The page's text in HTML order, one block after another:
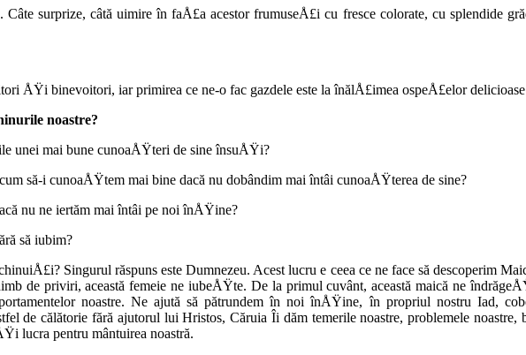
surprize, câtă uimire în faÅ£a aces­tor frumuseÅ£i cu fresce colorate, cu splendi­de
ÅŸi binevoitori, iar primirea ce ne-o fac gazdele este la înălÅ£imea ospeÅ£e­lor
noastre?
unei mai bune cunoaÅŸteri de sine însuÅŸi?
să-i cunoaÅŸtem mai bine dacă nu dobândim mai întâi cunoaÅŸterea de sine?
nu ne iertăm mai întâi pe noi înÅŸine?
să iubim?
Singurul răspuns este Dumnezeu. Acest lucru e ceea ce ne face să descoperim
de priviri, această femeie ne iu­beÅŸte. De la primul cuvânt, această maică ne
noastre. Ne ajută să pă­trundem în noi înÅŸine, în pro­priul nostru Iad,
de călătorie fără ajutorul lui Hristos, Căruia Îi dăm temerile noastre, problemele
lucra pen­tru mântuirea noastră.